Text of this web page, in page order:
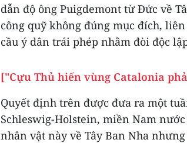
dẫn độ ông Puigdemont từ Đức về
công quỹ không đúng mục đích,
cầu ý dân trái phép nhằm đòi độc
["Cựu Thủ hiến vùng Catalonia
Quyết định trên được đưa ra một
Schleswig-Holstein, miền Nam
nhân vật này về Tây Ban Nha